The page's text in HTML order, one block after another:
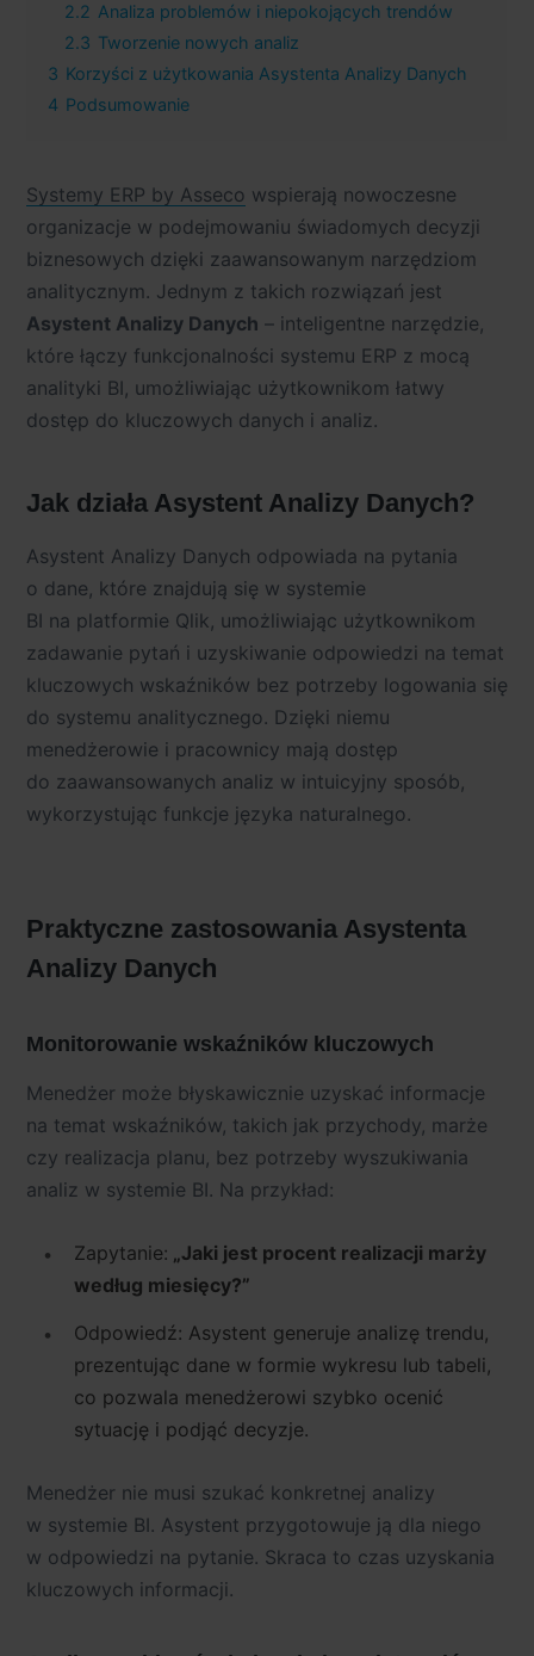
2.2 Analiza problemów i niepokojących trendów
2.3 Tworzenie nowych analiz
3 Korzyści z użytkowania Asystenta Analizy Danych
4 Podsumowanie
Systemy ERP by Asseco wspierają nowoczesne
organizacje w podejmowaniu świadomych decyzji
biznesowych dzięki zaawansowanym narzędziom
analitycznym. Jednym z takich rozwiązań jest
Asystent Analizy Danych – inteligentne narzędzie,
które łączy funkcjonalności systemu ERP z mocą
analityki BI, umożliwiając użytkownikom łatwy
dostęp do kluczowych danych i analiz.
Jak działa Asystent Analizy Danych?
Asystent Analizy Danych odpowiada na pytania
o dane, które znajdują się w systemie
BI na platformie Qlik, umożliwiając użytkownikom
zadawanie pytań i uzyskiwanie odpowiedzi na temat
kluczowych wskaźników bez potrzeby logowania się
do systemu analitycznego. Dzięki niemu
menedżerowie i pracownicy mają dostęp
do zaawansowanych analiz w intuicyjny sposób,
wykorzystując funkcje języka naturalnego.
Praktyczne zastosowania Asystenta
Analizy Danych
Monitorowanie wskaźników kluczowych
Menedżer może błyskawicznie uzyskać informacje
na temat wskaźników, takich jak przychody, marże
czy realizacja planu, bez potrzeby wyszukiwania
analiz w systemie BI. Na przykład:
Zapytanie: „Jaki jest procent realizacji marży
według miesięcy?”
Odpowiedź: Asystent generuje analizę trendu,
prezentując dane w formie wykresu lub tabeli,
co pozwala menedżerowi szybko ocenić
sytuację i podjąć decyzje.
Menedżer nie musi szukać konkretnej analizy
w systemie BI. Asystent przygotowuje ją dla niego
w odpowiedzi na pytanie. Skraca to czas uzyskania
kluczowych informacji.